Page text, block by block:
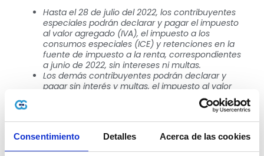
Consentimiento Detalles Acerca de las cookies
Hasta el 28 de julio del 2022, los contribuyentes
especiales podrán declarar y pagar el impuesto
al valor agregado (IVA), el impuesto a los
consumos especiales (ICE) y retenciones en la
fuente de impuesto a la renta, correspondientes
a junio de 2022, sin intereses ni multas.
Los demás contribuyentes podrán declarar y
pagar sin interés y multas, el impuesto al valor
agregado (IVA), el impuesto a los consumos
especiales (ICE) y retenciones en la fuente de
corresponda, en los plazos previstos en el
siguiente calendario: